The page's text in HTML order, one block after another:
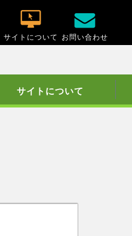
サイトについて お問い合わせ
サイトについて